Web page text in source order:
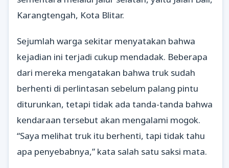
Karangtengah, Kota Blitar.
Sejumlah warga sekitar menyatakan bahwa
kejadian ini terjadi cukup mendadak. Beberapa
dari mereka mengatakan bahwa truk sudah
berhenti di perlintasan sebelum palang pintu
diturunkan, tetapi tidak ada tanda-tanda bahwa
kendaraan tersebut akan mengalami mogok.
“Saya melihat truk itu berhenti, tapi tidak tahu
apa penyebabnya,” kata salah satu saksi mata.